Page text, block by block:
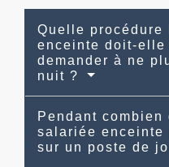
Quelle procédure
enceinte doit-elle
demander à ne
nuit ?
Pendant combien
salariée enceinte
sur un poste de